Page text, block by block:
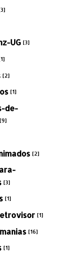
UG [3]
[2]
[1]
de-
[9]
[2]
[3]
[1]
[1]
[16]
[1]